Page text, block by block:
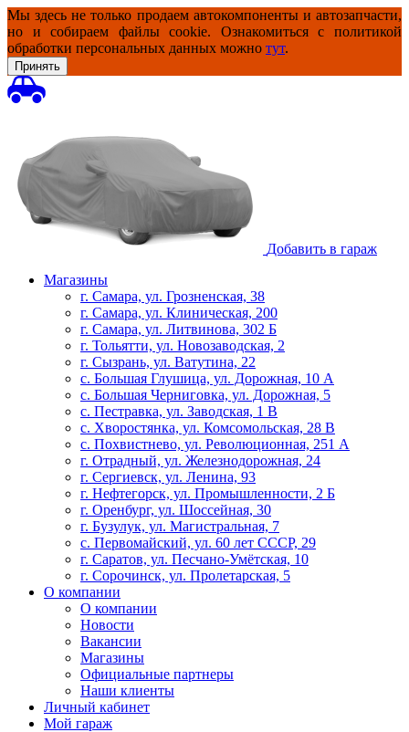
Мы здесь не только продаем автокомпоненты и автозапчасти,
но и собираем файлы cookie. Ознакомиться с политикой
обработки персональных данных можно тут.
Принять
Добавить в гараж
Магазины
г. Самара, ул. Грозненская, 38
г. Самара, ул. Клиническая, 200
г. Самара, ул. Литвинова, 302 Б
г. Тольятти, ул. Новозаводская, 2
г. Сызрань, ул. Ватутина, 22
с. Большая Глушица, ул. Дорожная, 10 А
с. Большая Черниговка, ул. Дорожная, 5
с. Пестравка, ул. Заводская, 1 В
с. Хворостянка, ул. Комсомольская, 28 В
с. Похвистнево, ул. Революционная, 251 А
г. Отрадный, ул. Железнодорожная, 24
г. Сергиевск, ул. Ленина, 93
г. Нефтегорск, ул. Промышленности, 2 Б
г. Оренбург, ул. Шоссейная, 30
г. Бузулук, ул. Магистральная, 7
с. Первомайский, ул. 60 лет СССР, 29
г. Саратов, ул. Песчано-Умётская, 10
г. Сорочинск, ул. Пролетарская, 5
О компании
О компании
Новости
Вакансии
Магазины
Официальные партнеры
Наши клиенты
Личный кабинет
Мой гараж